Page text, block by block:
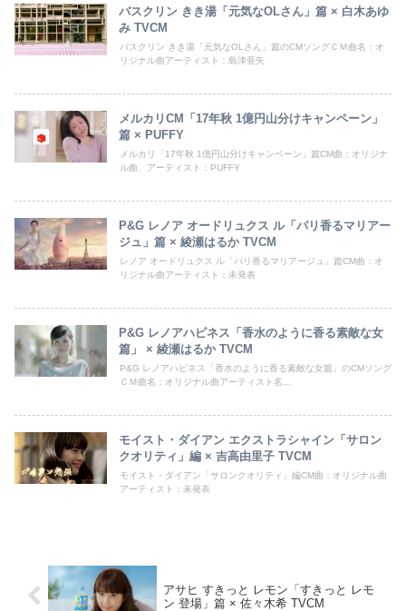
バスクリン きき湯「元気なOLさん」篇 × 白木あゆ
み TVCM
バスクリン きき湯「元気なOLさん」篇のCMソングＣＭ曲名：オ
リジナル曲アーティスト：島津亜矢
メルカリCM「17年秋 1億円山分けキャンペーン」
篇 × PUFFY
メルカリ「17年秋 1億円山分けキャンペーン」篇CM曲：オリジナ
ル曲、アーティスト：PUFFY
P&G レノア オードリュクス ル「パリ香るマリアー
ジュ」篇 × 綾瀬はるか TVCM
レノア オードリュクス ル「パリ香るマリアージュ」篇CM曲：オ
リジナル曲アーティスト：未発表
P&G レノアハピネス「香水のように香る素敵な女
篇」 × 綾瀬はるか TVCM
P&G レノアハピネス「香水のように香る素敵な女篇」のCMソング
ＣＭ曲名：オリジナル曲アーティスト名...
モイスト・ダイアン エクストラシャイン「サロン
クオリティ」編 × 吉高由里子 TVCM
モイスト・ダイアン「サロンクオリティ」編CM曲：オリジナル曲
アーティスト：未発表
アサヒ すきっと レモン「すきっと レモ
ン 登場」篇 × 佐々木希 TVCM